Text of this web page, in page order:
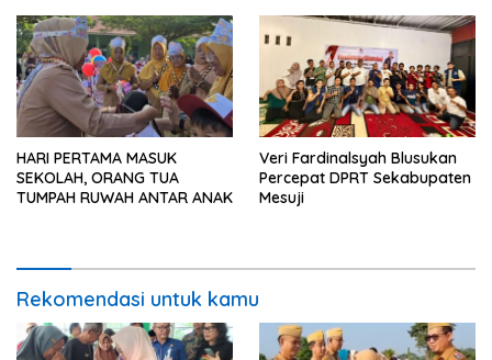
HARI PERTAMA MASUK
SEKOLAH, ORANG TUA
TUMPAH RUWAH ANTAR ANAK
Veri Fardinalsyah Blusukan
Percepat DPRT Sekabupaten
Mesuji
Rekomendasi untuk kamu